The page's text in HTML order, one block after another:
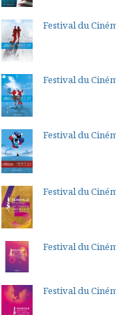
Festival du
Festival du
Festival du
Festival du
Festival du
Festival du